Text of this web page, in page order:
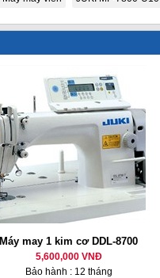
Máy may 1 kim cơ DDL-8700
5,600,000 VNĐ
Bảo hành : 12 tháng